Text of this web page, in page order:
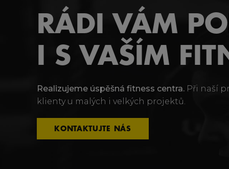
RÁDI VÁM
I S VAŠÍM
Realizujeme úspěšná fitness centra. Při naší
klienty u malých i velkých projektů.
KONTAKTUJTE NÁS